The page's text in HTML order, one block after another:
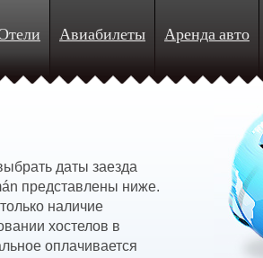
Авиабилеты Аренда авто
даты заезда
представлены ниже.
наличие
хостелов в
оплачивается